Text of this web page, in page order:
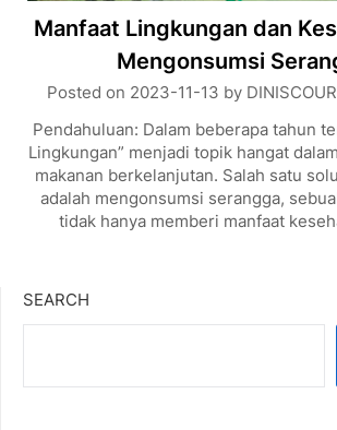
Manfaat Lingkungan dan
Mengonsumsi
Posted on 2023-11-13 by
Pendahuluan: Dalam beberapa tahun
Lingkungan” menjadi topik hangat
makanan berkelanjutan. Salah satu
adalah mengonsumsi serangga,
tidak hanya memberi manfaat
SEARCH